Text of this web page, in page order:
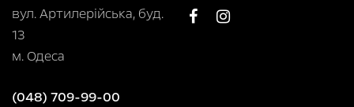
вул. Артилерійська, буд.
13
м. Одеса
(048) 709-99-00